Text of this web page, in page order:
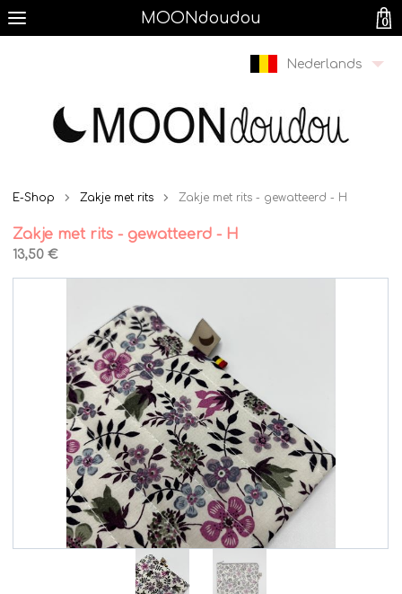
MOONdoudou
Nederlands
E-Shop Zakje met rits Zakje met rits - gewatteerd - H
Zakje met rits - gewatteerd - H
13,50 €
0